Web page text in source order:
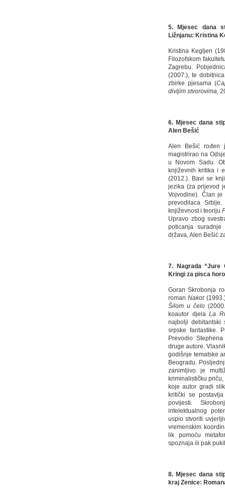
5. Mjesec dana
Ližnjanu: Kristina
Kristina Kegljen
Filozofskom
Zagrebu.
(2007.), te
zbirke pjesama (
divljim stvorovima,
6. Mjesec dana
Alen Bešić
Alen Bešić rođen
magistrirao na
u Novom Sadu.
književnih kritika i
(2012.). Bavi se
jezika (za prijevod
Vojvodine). Član
prevodilaca
književnost i teoriju
Upravo zbog
poticanja
država, Alen Bešić
7. Nagrada “Jure
Kringi za pisca
Goran Skrobonja
romanNakot
Šilom u čelo
koautor djelaLa
najbolji debitantski
srpske fantastike.
Prevodio
druge autore.
godišnje tematske
Beogradu.
zanimljivo je
kriminalističku
koje autor gradi
kritički se
povijesti.
intelektualnog
uspio stvoriti
vremenskim
lik pomoću
spoznaja ili pak
8. Mjesec dana
kraj Zenice: